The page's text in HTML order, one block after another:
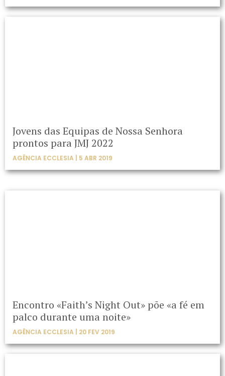
Jovens das Equipas de Nossa Senhora
prontos para JMJ 2022
AGÊNCIA ECCLESIA | 5 ABR 2019
Encontro «Faith’s Night Out» põe «a fé em
palco durante uma noite»
AGÊNCIA ECCLESIA | 20 FEV 2019